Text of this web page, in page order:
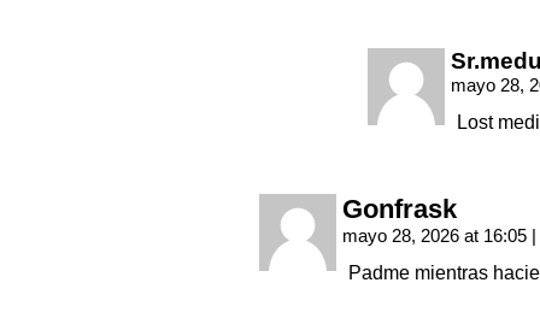
mayo 28,
Lost
Gonfrask
mayo 28, 2026 at 16:05 |
Padme mientras